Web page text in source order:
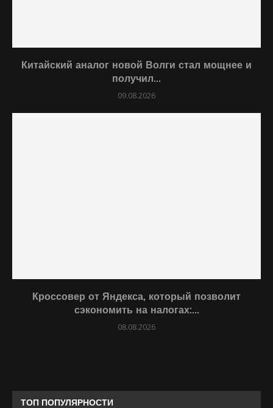
Китайский аналог новой Волги стал мощнее и
получил...
09.08.2026
Кроссовер от Яндекса, который позволит
сэкономить на налогах:...
08.08.2026
ТОП ПОПУЛЯРНОСТИ